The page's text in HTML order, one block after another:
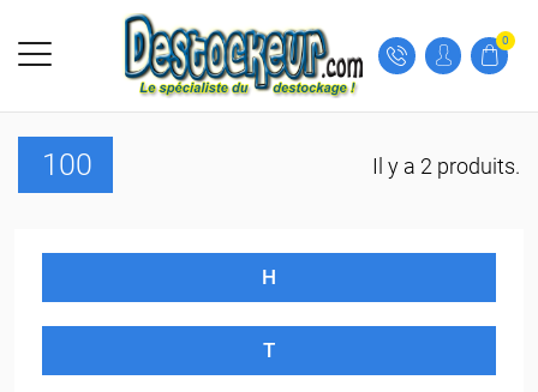
0
100 Il y a 2 produits.
H
T